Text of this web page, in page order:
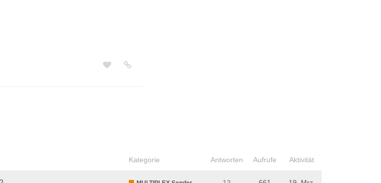
Kategorie Antworten Aufrufe Aktivität